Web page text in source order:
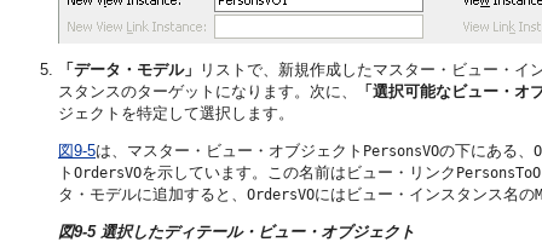
「データ・モデル」
リストで、新規作成したマスター・ビュー・
スタンスのターゲットになります。次に、
「選択可能なビュー・オ
ジェクトを特定して選択します。
図9-5は、マスター・ビュー・オブジェクト PersonsVOの下にある、
ト OrdersVOを示しています。この名前はビュー・リンク
タ・モデルに追加すると、 OrdersVOにはビュー・インスタンス名の
図9-5 選択したディテール・ビュー・オブジェクト